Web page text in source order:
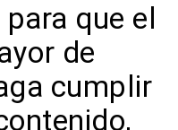
que el
de
cumplir